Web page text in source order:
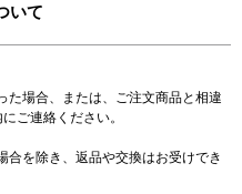
いて
た場合、または、ご注文商品と相違
ご連絡ください。
合を除き、返品や交換はお受けでき